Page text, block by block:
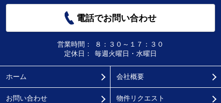
電話でお問い合わせ
営業時間：
８：３０～１７：３０
定休日：
毎週火曜日・水曜日
ホーム 会社概要
お問い合わせ 物件リクエスト